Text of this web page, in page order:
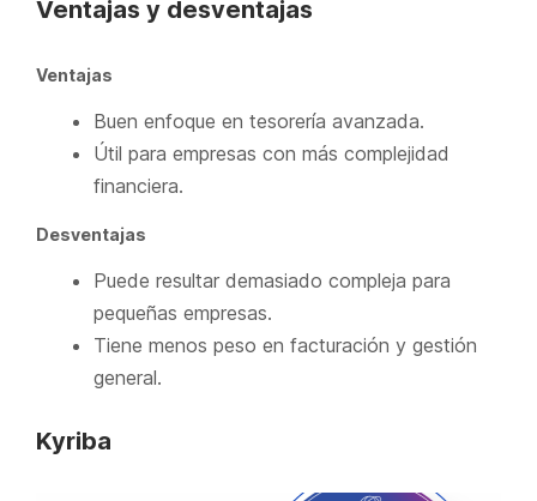
Ventajas y desventajas
Ventajas
Buen enfoque en tesorería avanzada.
Útil para empresas con más complejidad
financiera.
Desventajas
Puede resultar demasiado compleja para
pequeñas empresas.
Tiene menos peso en facturación y gestión
general.
Kyriba